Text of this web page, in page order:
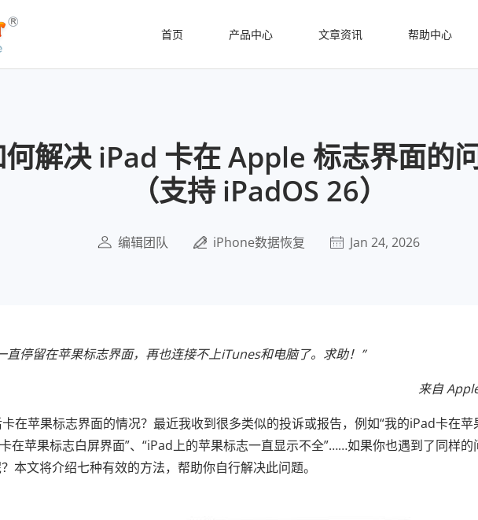
首页 产品中心 文章资讯 帮助中心
解决 iPad 卡在 Apple 标志界面的
（支持 iPadOS 26）
编辑团队 iPhone数据恢复 Jan 24, 2026
直停留在苹果标志界面，再也连接不上iTunes和电脑了。求助！”
来自
在苹果标志界面的情况？最近我收到很多类似的投诉或报告，例如“我的iPad卡在苹
在苹果标志白屏界面”、“iPad上的苹果标志一直显示不全”……如果你也遇到了同样的
本文将介绍七种有效的方法，帮助你自行解决此问题。